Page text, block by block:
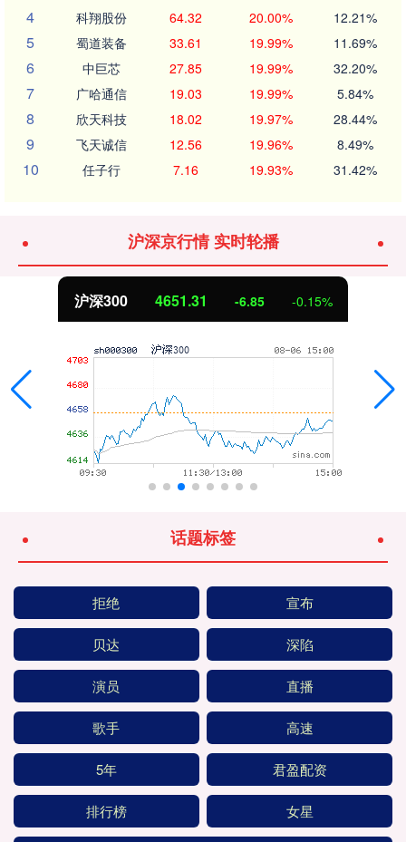
4 科翔股份 64.32 20.00% 12.21%
5 蜀道装备 33.61 19.99% 11.69%
6 中巨芯 27.85 19.99% 32.20%
7 广哈通信 19.03 19.99% 5.84%
8 欣天科技 18.02 19.97% 28.44%
9 飞天诚信 12.56 19.96% 8.49%
10 任子行 7.16 19.93% 31.42%
沪深京行情 实时轮播
沪深300 4651.31 -6.85 -0.15%
话题标签
拒绝 宣布
贝达 深陷
演员 直播
歌手 高速
5年 君盈配资
排行榜 女星